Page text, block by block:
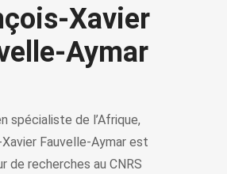
Xavier
Aymar
spécialiste de l’Afrique,
Fauvelle-Aymar est
de recherches au CNRS